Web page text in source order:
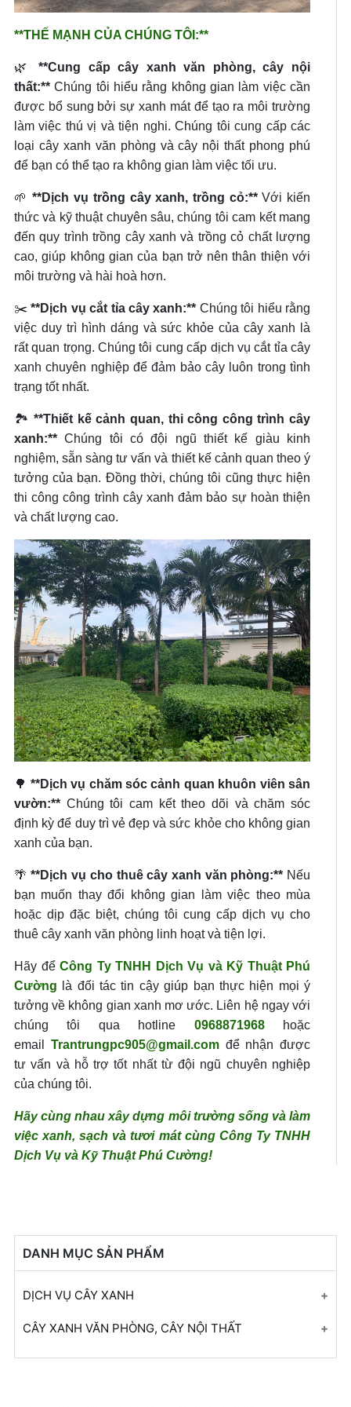
**THẾ MẠNH CỦA CHÚNG TÔI:**
🌿**Cung cấp cây xanh văn phòng, cây nội
thất:** Chúng tôi hiểu rằng không gian làm việc cần
được bổ sung bởi sự xanh mát để tạo ra môi trường
làm việc thú vị và tiện nghi. Chúng tôi cung cấp các
loại cây xanh văn phòng và cây nội thất phong phú
để bạn có thể tạo ra không gian làm việc tối ưu.
🌱**Dịch vụ trồng cây xanh, trồng cỏ:**Với kiến
thức và kỹ thuật chuyên sâu, chúng tôi cam kết mang
đến quy trình trồng cây xanh và trồng cỏ chất lượng
cao, giúp không gian của bạn trở nên thân thiện với
môi trường và hài hoà hơn.
✂️**Dịch vụ cắt tỉa cây xanh:** Chúng tôi hiểu rằng
việc duy trì hình dáng và sức khỏe của cây xanh là
rất quan trọng. Chúng tôi cung cấp dịch vụ cắt tỉa cây
xanh chuyên nghiệp để đảm bảo cây luôn trong tình
trạng tốt nhất.
🏞️**Thiết kế cảnh quan, thi công công trình cây
xanh:** Chúng tôi có đội ngũ thiết kế giàu kinh
nghiệm, sẵn sàng tư vấn và thiết kế cảnh quan theo ý
tưởng của bạn. Đồng thời, chúng tôi cũng thực hiện
thi công công trình cây xanh đảm bảo sự hoàn thiện
và chất lượng cao.
🌳 **Dịch vụ chăm sóc cảnh quan khuôn viên sân
vườn:** Chúng tôi cam kết theo dõi và chăm sóc
định kỳ để duy trì vẻ đẹp và sức khỏe cho không gian
xanh của bạn.
🌴 **Dịch vụ cho thuê cây xanh văn phòng:** Nếu
bạn muốn thay đổi không gian làm việc theo mùa
hoặc dịp đặc biệt, chúng tôi cung cấp dịch vụ cho
thuê cây xanh văn phòng linh hoạt và tiện lợi.
Hãy để Công Ty TNHH Dịch Vụ và Kỹ Thuật Phú
Cường là đối tác tin cậy giúp bạn thực hiện mọi ý
tưởng về không gian xanh mơ ước. Liên hệ ngay với
chúng tôi qua hotline 0968871968
hoặc
email Trantrungpc905@gmail.comđể nhận được
tư vấn và hỗ trợ tốt nhất từ đội ngũ chuyên nghiệp
của chúng tôi.
Hãy cùng nhau xây dựng môi trường sống và làm
việc xanh, sạch và tươi mát cùng Công Ty TNHH
Dịch Vụ và Kỹ Thuật Phú Cường!
DANH MỤC SẢN PHẨM
DỊCH VỤ CÂY XANH
Dịch vụ cung cấp và trồng cây giống công trình
CÂY XANH VĂN PHÒNG, CÂY NỘI THẤT
Cây lưỡi hổ